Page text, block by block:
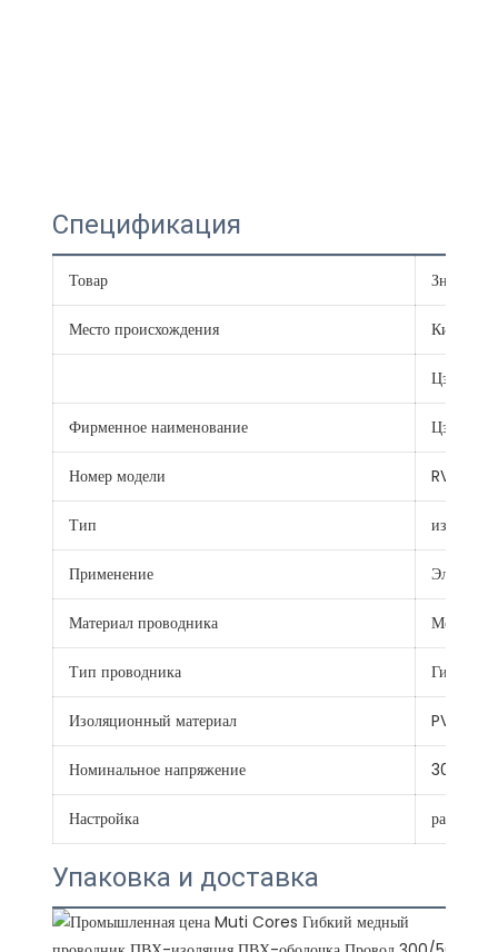
Спецификация
Товар Значение
Место происхождения Китай
Цзянсу
Фирменное наименование
Номер модели RVV
Тип
Применение
Материал проводника Медь
Тип проводника Гибкий
Изоляционный материал PVC
Номинальное напряжение 300/
Настройка
Упаковка и доставка